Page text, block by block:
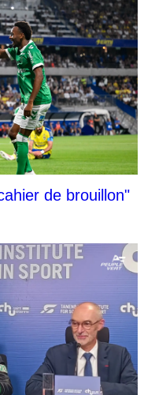
de brouillon"